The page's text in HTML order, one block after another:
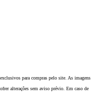
para compras pelo site. As imagens
alterações sem aviso prévio. Em caso de